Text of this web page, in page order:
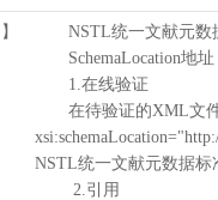
NSTL统一文献元数
SchemaLocation地址：
1.在线验证
在待验证的XML文件根
NSTL统一文献元数据标
2.引用